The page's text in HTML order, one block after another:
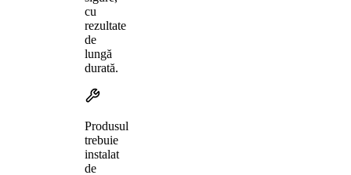
cu
rezultate
de
lungă
durată.
Produsul
trebuie
instalat
de